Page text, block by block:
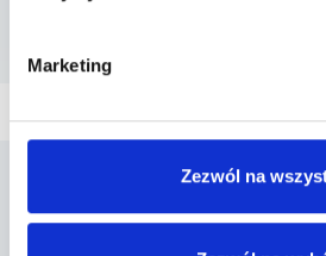
Marketing
Zezwól na
ul. A. Mickiewicza 39 ,